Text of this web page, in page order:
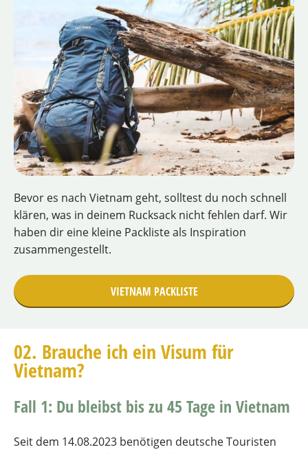
Bevor es nach Vietnam geht, solltest du noch schnell
klären, was in deinem Rucksack nicht fehlen darf. Wir
haben dir eine kleine Packliste als Inspiration
zusammengestellt.
VIETNAM PACKLISTE
02. Brauche ich ein Visum für
Vietnam?
Fall 1: Du bleibst bis zu 45 Tage in Vietnam
Seit dem 14.08.2023 benötigen deutsche Touristen